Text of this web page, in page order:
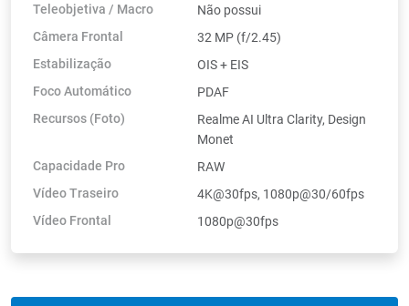
Teleobjetiva / Macro
Não possui
Câmera Frontal
32 MP (f/2.45)
Estabilização
OIS + EIS
Foco Automático
PDAF
Recursos (Foto)
Realme AI Ultra Clarity, Design
Monet
Capacidade Pro
RAW
Vídeo Traseiro
4K@30fps, 1080p@30/60fps
Vídeo Frontal
1080p@30fps